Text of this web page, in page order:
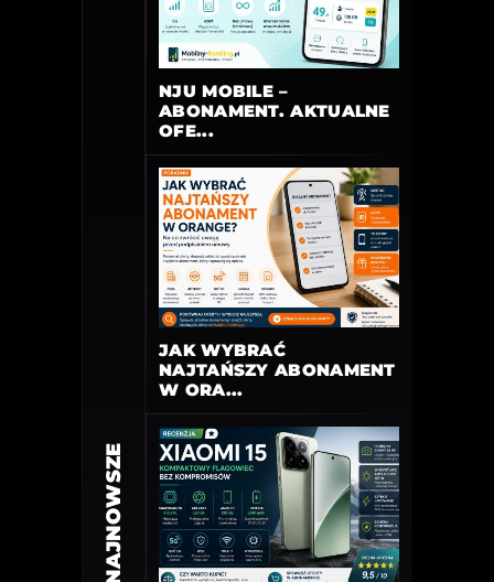
NAJNOWSZE
NJU MOBILE –
ABONAMENT. AKTUALNE
OFE...
JAK WYBRAĆ
NAJTAŃSZY ABONAMENT
W ORA...